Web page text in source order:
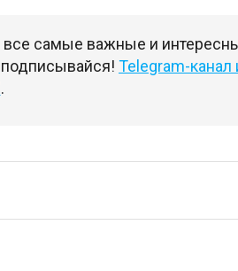
самые важные и
подписывайся! Telegram-канал
.